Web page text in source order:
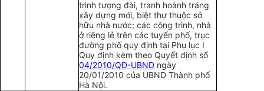
trình tượng đài, tranh hoành tráng
xây dựng mới, biệt thự thuộc sở
hữu nhà nước; các công trình, nhà
ở riêng lẻ trên các tuyến phố, trục
đường phố quy định tại Phụ lục I
Quy định kèm theo Quyết định số
04/2010/QĐ-UBND ngày
20/01/2010 của UBND Thành phố
Hà Nội.